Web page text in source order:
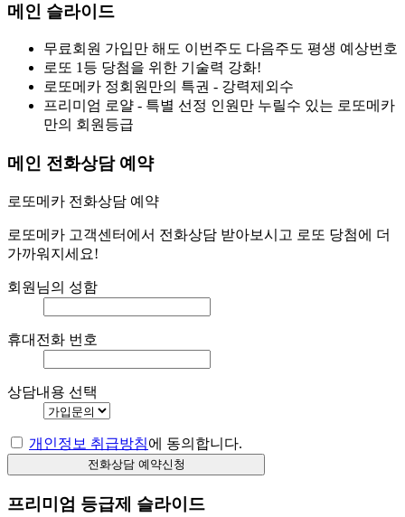
메인 슬라이드
무료회원 가입만 해도 이번주도 다음주도 평생 예상번호
로또 1등 당첨을 위한 기술력 강화!
로또메카 정회원만의 특권 - 강력제외수
프리미엄 로얄 - 특별 선정 인원만 누릴수 있는 로또메카
만의 회원등급
메인 전화상담 예약
로또메카 전화상담 예약
로또메카 고객센터에서 전화상담 받아보시고 로또 당첨에 더
가까워지세요!
회원님의 성함
휴대전화 번호
상담내용 선택
개인정보 취급방침에 동의합니다.
프리미엄 등급제 슬라이드